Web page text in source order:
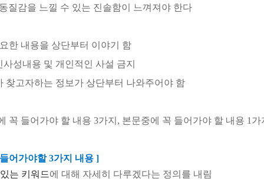
감을 느낄 수 있는 진솔함이 느껴져야 한다
한 내용을 상단부터 이야기 함
사성내용 및 개인적인 사설 금지
고자하는 정보가 상단부터 나와주어야 함
꼭 들어가야 할 내용 3가지, 본문중에 꼭 들어가야 할 내용 1가
어가야할 3가지 내용 ]
는 키워드에 대해 자세히 다루겠다는 정의를 내림